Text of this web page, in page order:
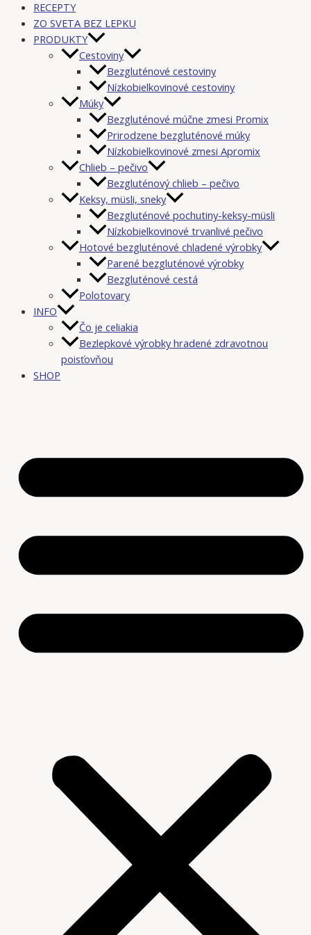
RECEPTY
ZO SVETA BEZ LEPKU
PRODUKTY
Cestoviny
Bezgluténové cestoviny
Nízkobielkovinové cestoviny
Múky
Bezgluténové múčne zmesi Promix
Prirodzene bezgluténové múky
Nízkobielkovinové zmesi Apromix
Chlieb – pečivo
Bezgluténový chlieb – pečivo
Keksy, müsli, sneky
Bezgluténové pochutiny-keksy-müsli
Nízkobielkovinové trvanlivé pečivo
Hotové bezgluténové chladené výrobky
Parené bezgluténové výrobky
Bezgluténové cestá
Polotovary
INFO
Čo je celiakia
Bezlepkové výrobky hradené zdravotnou
poisťovňou
SHOP